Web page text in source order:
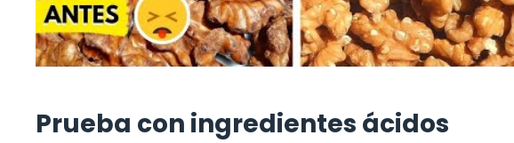
Prueba con ingredientes ácidos